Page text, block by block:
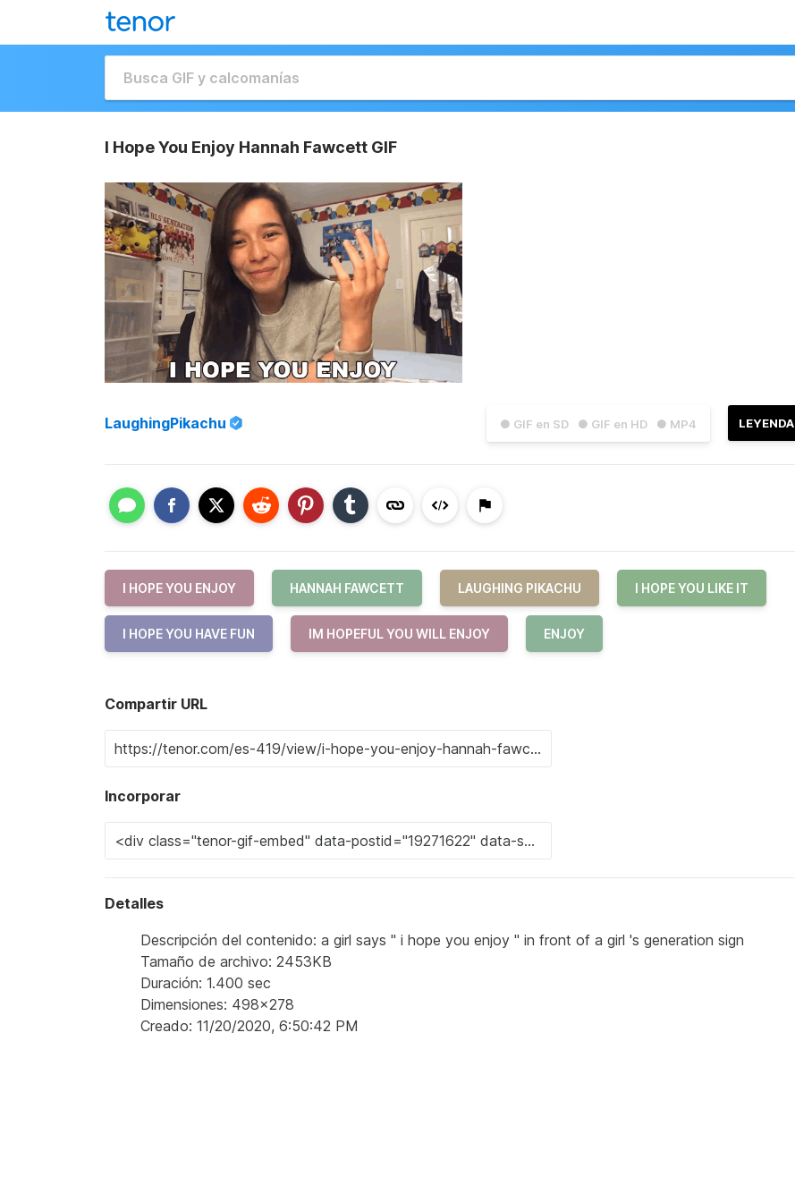
I Hope You Enjoy Hannah Fawcett GIF
● GIF en SD ● GIF en HD ● MP4 LEYENDA
LaughingPikachu
I HOPE YOU ENJOY HANNAH FAWCETT LAUGHING PIKACHU I HOPE YOU LIKE IT
I HOPE YOU HAVE FUN IM HOPEFUL YOU WILL ENJOY ENJOY
Compartir URL
Incorporar
Detalles
Descripción del contenido: a girl says " i hope you enjoy " in front of a girl 's generation sign
Tamaño de archivo: 2453KB
Duración: 1.400 sec
Dimensiones: 498x278
Creado: 11/20/2020, 6:50:42 PM